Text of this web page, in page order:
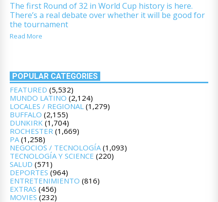
The first Round of 32 in World Cup history is here.
There’s a real debate over whether it will be good for
the tournament
Read More
POPULAR CATEGORIES
FEATURED (5,532)
MUNDO LATINO (2,124)
LOCALES / REGIONAL (1,279)
BUFFALO (2,155)
DUNKIRK (1,704)
ROCHESTER (1,669)
PA(1,258)
NEGOCIOS / TECNOLOGÍA(1,093)
TECNOLOGÍA Y SCIENCE (220)
SALUD (571)
DEPORTES (964)
ENTRETENIMIENTO (816)
EXTRAS (456)
MOVIES (232)